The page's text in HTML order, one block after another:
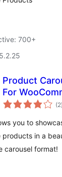
700+
Product
For
– WoorouSell(2)
you to
products in a
carousel format!